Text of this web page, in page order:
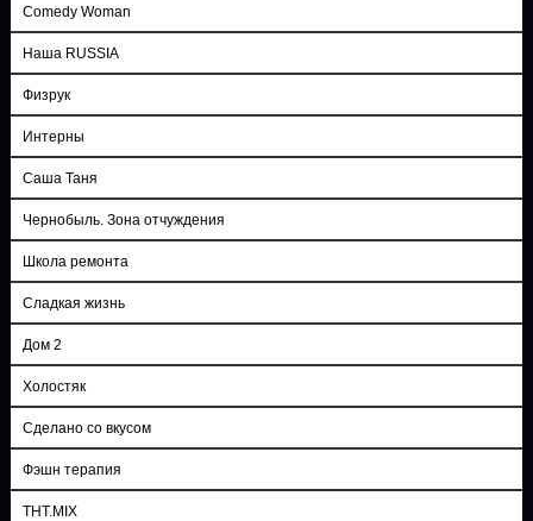
Comedy Woman
Наша RUSSIA
Физрук
Интерны
Саша Таня
Чернобыль. Зона отчуждения
Школа ремонта
Сладкая жизнь
Дом 2
Холостяк
Сделано со вкусом
Фэшн терапия
ТНТ.MIX